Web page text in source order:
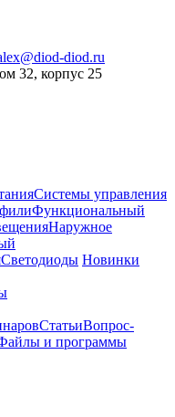
diod.ru
32, корпус 25
Системы управления
Функциональный
Наружное
Светодиоды Новинки
СтатьиВопрос-
и программы